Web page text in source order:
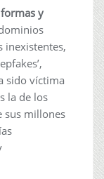
formas y
inexistentes,
sido víctima
la de los
sus millones